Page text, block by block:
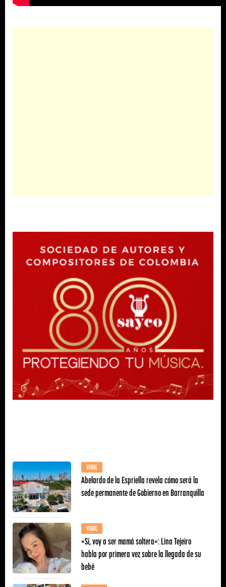
VIRAL
Abelardo de la Espriella revela cómo será la
sede permanente de Gobierno en Barranquilla
VIRAL
«Sí, voy a ser mamá soltera»: Lina Tejeiro
habla por primera vez sobre la llegada de su
bebé